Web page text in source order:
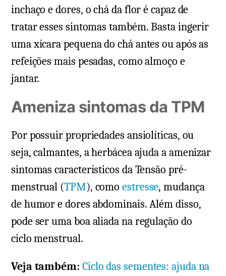
inchaço e dores, o chá da flor é capaz de
tratar esses sintomas também. Basta ingerir
uma xícara pequena do chá antes ou após as
refeições mais pesadas, como almoço e
jantar.
Ameniza sintomas da TPM
Por possuir propriedades ansiolíticas, ou
seja, calmantes, a herbácea ajuda a amenizar
sintomas característicos da Tensão pré-
menstrual (TPM), comoestresse, mudança
de humor e dores abdominais. Além disso,
pode ser uma boa aliada na regulação do
ciclo menstrual.
Veja também: Ciclo das sementes: ajuda na